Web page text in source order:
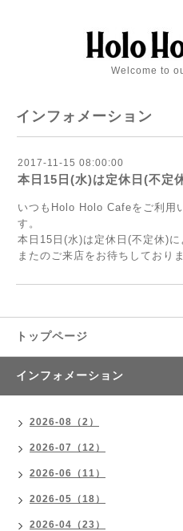
Welcome to
インフォメーション
2017-11-15 08:00:00
本日15日(水)は定休日(不定
いつもHolo Holo Cafeをご利用
す。
本日15日(水)は定休日(不定休)に
またのご来店をお待ちしておりま
トップページ
インフォメーション
2026-08（2）
2026-07（12）
2026-06（11）
2026-05（18）
2026-04（23）